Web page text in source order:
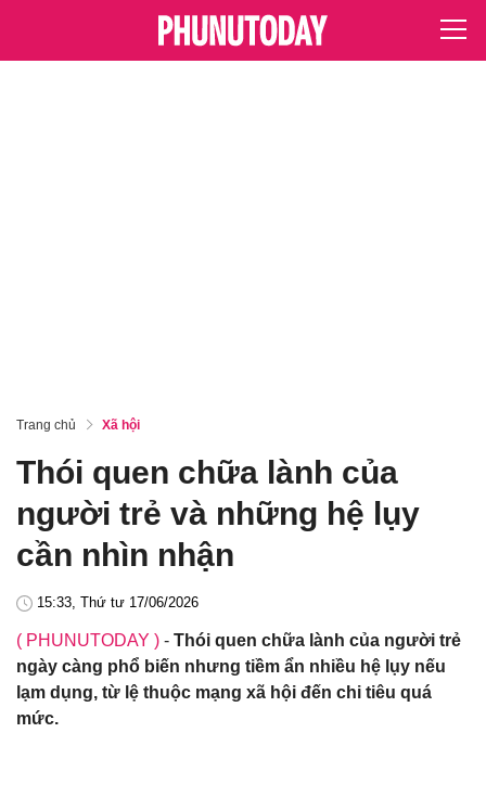
Trang chủ Xã hội
Thói quen chữa lành của
người trẻ và những hệ lụy
cần nhìn nhận
15:33, Thứ tư 17/06/2026
( PHUNUTODAY ) - Thói quen chữa lành của người trẻ
ngày càng phổ biến nhưng tiềm ẩn nhiều hệ lụy nếu
lạm dụng, từ lệ thuộc mạng xã hội đến chi tiêu quá
mức.